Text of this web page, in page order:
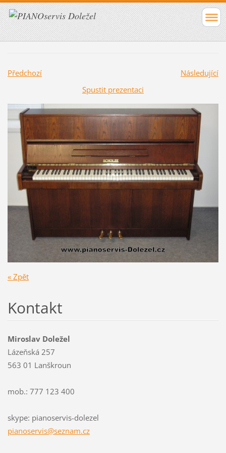
Předchozí
Následující
Spustit prezentaci
« Zpět
Kontakt
Miroslav Doležel
Lázeňská 257
563 01 Lanškroun
mob.: 777 123 400
skype: pianoservis-dolezel
pianoservis@seznam.cz